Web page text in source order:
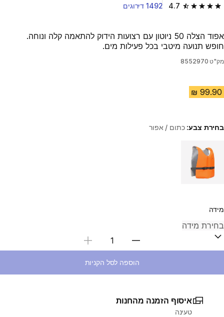
4.7 4.7 out of 5 stars from 1492 reviews 1492 דירוגים
אפוד הצלה 50 ניוטון עם רצועות הידוק להתאמה קלה ונוחה.
חופש תנועה מיטבי בכל פעילות מים.
מק"ט 8552970
בחירת צבע:כתום / אפור
Choose a variant
מידה
בחירת כמות
הוספה לסל הקניות
איסוף הזמנה מהחנות
טעינה